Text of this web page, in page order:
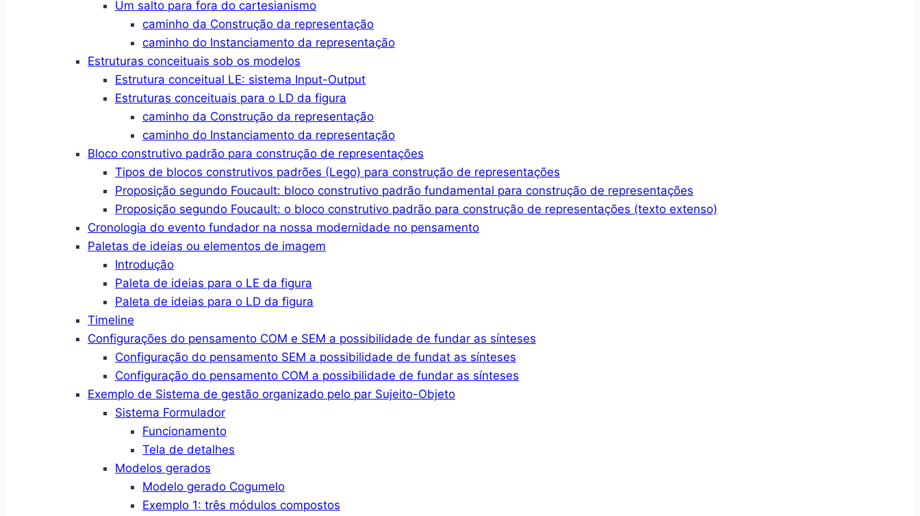
Um salto para fora do cartesianismo
caminho da Construção da representação
caminho do Instanciamento da representação
Estruturas conceituais sob os modelos
Estrutura conceitual LE: sistema Input-Output
Estruturas conceituais para o LD da figura
caminho da Construção da representação
caminho do Instanciamento da representação
Bloco construtivo padrão para construção de representações
Tipos de blocos construtivos padrões (Lego) para construção de representações
Proposição segundo Foucault: bloco construtivo padrão fundamental para construção de representações
Proposição segundo Foucault: o bloco construtivo padrão para construção de representações (texto extenso)
Cronologia do evento fundador na nossa modernidade no pensamento
Paletas de ideias ou elementos de imagem
Introdução
Paleta de ideias para o LE da figura
Paleta de ideias para o LD da figura
Timeline
Configurações do pensamento COM e SEM a possibilidade de fundar as sínteses
Configuração do pensamento SEM a possibilidade de fundat as sínteses
Configuração do pensamento COM a possibilidade de fundar as sínteses
Exemplo de Sistema de gestão organizado pelo par Sujeito-Objeto
Sistema Formulador
Funcionamento
Tela de detalhes
Modelos gerados
Modelo gerado Cogumelo
Exemplo 1: três módulos compostos